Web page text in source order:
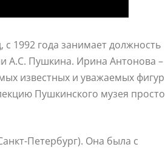
1992 года занимает должность
А.С. Пушкина. Ирина Антонова –
известных и уважаемых фигур
Пушкинского музея просто
Петербург). Она была с